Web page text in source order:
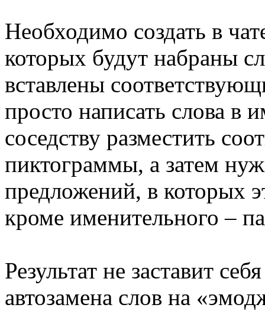
Необходимо создать в
которых будут набраны
вставлены
просто написать слова в
соседству разместить
пиктограммы, а затем
предложений, в которых
кроме именительного –
Результат не заставит
автозамена слов на